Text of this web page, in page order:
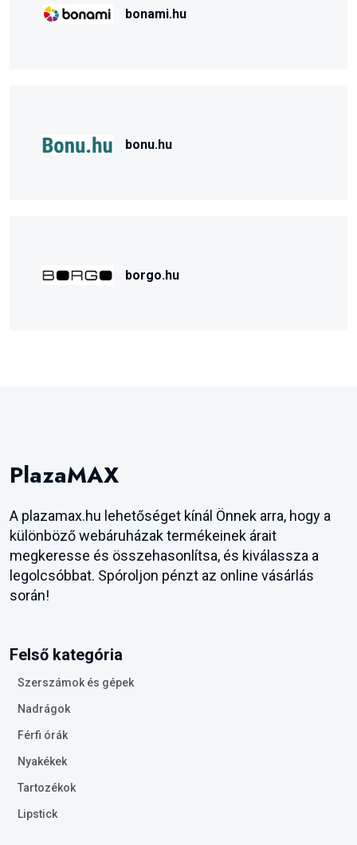
bonami.hu
bonu.hu
borgo.hu
PlazaMAX
A plazamax.hu lehetőséget kínál Önnek arra, hogy a
különböző webáruházak termékeinek árait
megkeresse és összehasonlítsa, és kiválassza a
legolcsóbbat. Spóroljon pénzt az online vásárlás
során!
Felső kategória
Szerszámok és gépek
Nadrágok
Férfi órák
Nyakékek
Tartozékok
Lipstick